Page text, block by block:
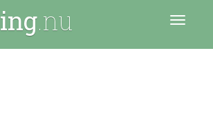
.nu Menu